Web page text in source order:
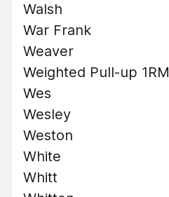
Walsh
War Frank
Weaver
Weighted Pull-up 1RM
Wes
Wesley
Weston
White
Whitt